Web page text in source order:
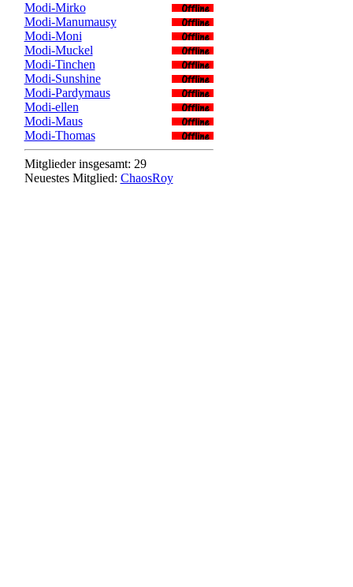
Modi-Mirko
Modi-Manumausy
Modi-Moni
Modi-Muckel
Modi-Tinchen
Modi-Sunshine
Modi-Pardymaus
Modi-ellen
Modi-Maus
Modi-Thomas
Mitglieder insgesamt: 29
Neuestes Mitglied: ChaosRoy